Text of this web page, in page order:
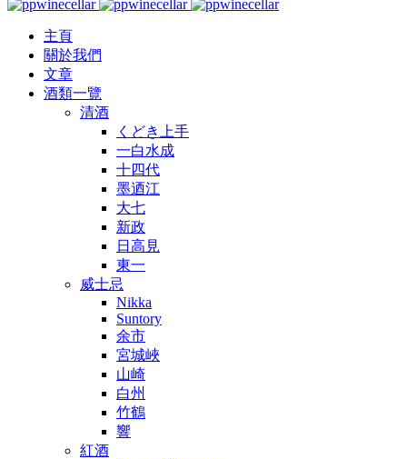
主頁
關於我們
文章
酒類一覽
清酒
くどき上手
一白水成
十四代
墨迺江
大七
新政
日高見
東一
威士忌
Nikka
Suntory
余市
宮城峽
山崎
白州
竹鶴
響
紅酒